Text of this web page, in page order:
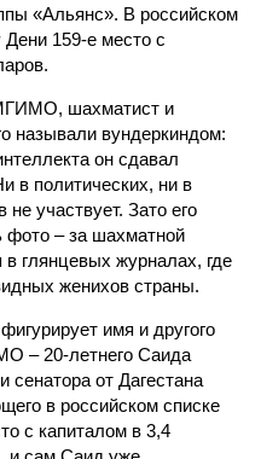
«Альянс». В российском
159-е место с
шахматист и
называли вундеркиндом:
он сдавал
в политических, ни в
участвует. Зато его
фото – за шахматной
в глянцевых журналах, где
женихов страны.
имя и другого
– 20-летнего Саида
от Дагестана
в российском списке
с капиталом в 3,4